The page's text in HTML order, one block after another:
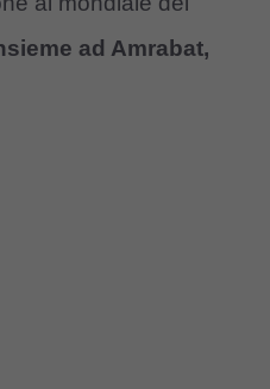
ad Amrabat,